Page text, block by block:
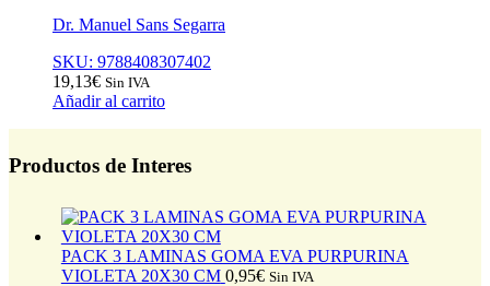
Dr. Manuel Sans Segarra
SKU: 9788408307402
19,13€ Sin IVA
Añadir al carrito
Productos de Interes
PACK 3 LAMINAS GOMA EVA PURPURINA
VIOLETA 20X30 CM 0,95€ Sin IVA